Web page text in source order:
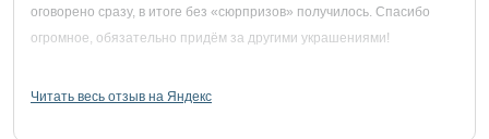
оговорено сразу, в итоге без «сюрпризов» получилось. Спасибо
огромное, обязательно придём за другими украшениями!
Читать весь отзыв на Яндекс